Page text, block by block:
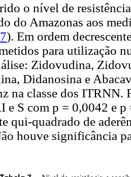
o nível de
do Amazonas aos
). Em ordem
para utilização
Zidovudina,
Didanosina e
na classe dos ITRNN.
e S com p = 0,0042 e
qui-quadrado de
houve significância